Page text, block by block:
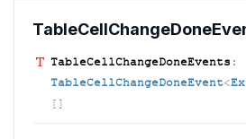
TableCellChangeDone
TableCellChangeDoneEvents :
TableCellChangeDoneEvent<
[]